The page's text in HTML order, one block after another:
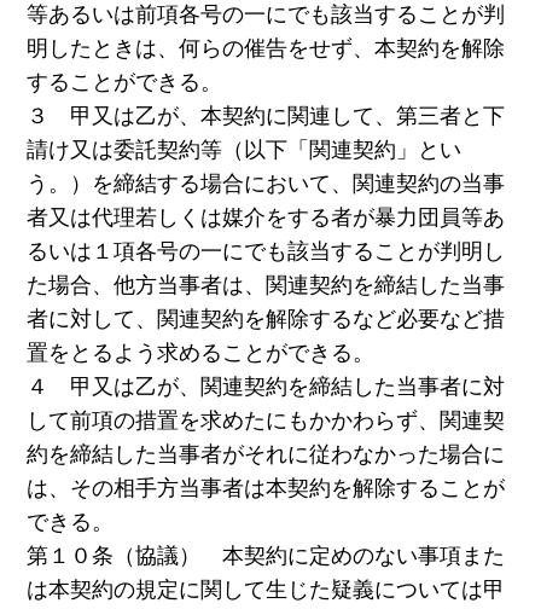
等あるいは前項各号の一にでも該当することが判
明したときは、何らの催告をせず、本契約を解除
することができる。
３ 甲又は乙が、本契約に関連して、第三者と下
請け又は委託契約等（以下「関連契約」とい
う。）を締結する場合において、関連契約の当事
者又は代理若しくは媒介をする者が暴力団員等あ
るいは１項各号の一にでも該当することが判明し
た場合、他方当事者は、関連契約を締結した当事
者に対して、関連契約を解除するなど必要など措
置をとるよう求めることができる。
４ 甲又は乙が、関連契約を締結した当事者に対
して前項の措置を求めたにもかかわらず、関連契
約を締結した当事者がそれに従わなかった場合に
は、その相手方当事者は本契約を解除することが
できる。
第１０条（協議） 本契約に定めのない事項また
は本契約の規定に関して生じた疑義については甲